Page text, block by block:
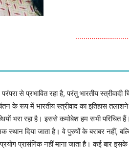
परंपरा से प्रभावित रहा है, परंतु भारतीय
के रूप में भारतीय स्त्रीवाद का इतिहास
भरा रहा है। इससे कमोबेश हम सभी परिचित
स्थान दिया जाता है। वे पुरुषों के बराबर नहीं,
प्रासंगिक नहीं माना जाता है। कई बार